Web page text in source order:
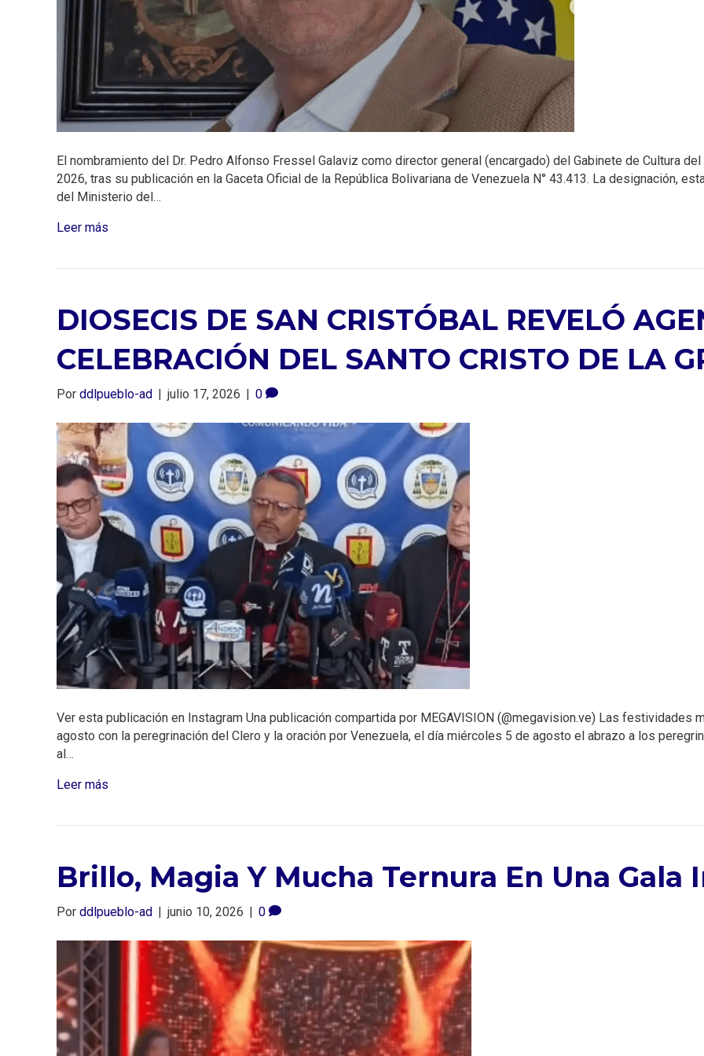
El nombramiento del Dr. Pedro Alfonso Fressel Galaviz como director general (encargado) del Gabinete de Cultura
2026, tras su publicación en la Gaceta Oficial de la República Bolivariana de Venezuela N° 43.413. La designación,
del Ministerio del…
Leer más
DIOSECIS DE SAN CRISTÓBAL REVELÓ
CELEBRACIÓN DEL SANTO CRISTO DE LA
Por ddlpueblo-ad julio 17, 2026 0
Ver esta publicación en Instagram Una publicación compartida por MEGAVISION (@megavision.ve) Las
agosto con la peregrinación del Clero y la oración por Venezuela, el día miércoles 5 de agosto el abrazo a los
al…
Leer más
Brillo, Magia Y Mucha Ternura En Una Gala
Por ddlpueblo-ad junio 10, 2026 0